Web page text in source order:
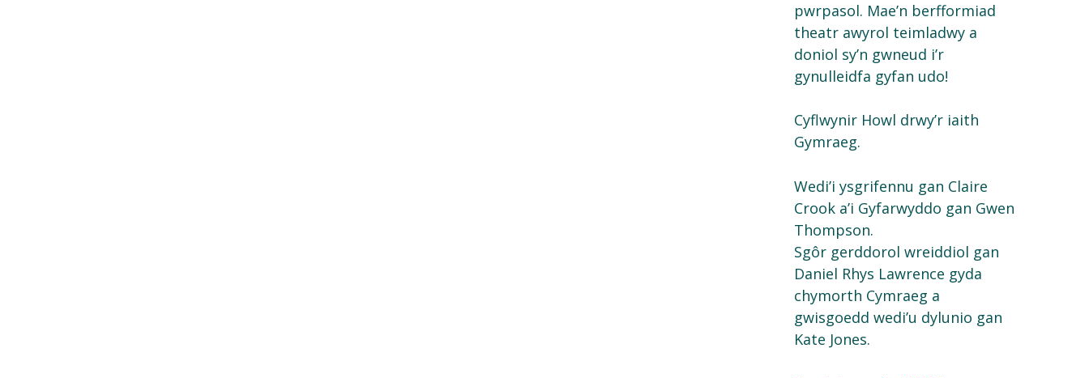
pwrpasol. Mae’n berfformiad
theatr awyrol teimladwy a
doniol sy’n gwneud i’r
gynulleidfa gyfan udo!
Cyflwynir Howl drwy’r iaith
Gymraeg.
Wedi’i ysgrifennu gan Claire
Crook a’i Gyfarwyddo gan Gwen
Thompson.
Sgôr gerddorol wreiddiol gan
Daniel Rhys Lawrence gyda
chymorth Cymraeg a
gwisgoedd wedi’u dylunio gan
Kate Jones.